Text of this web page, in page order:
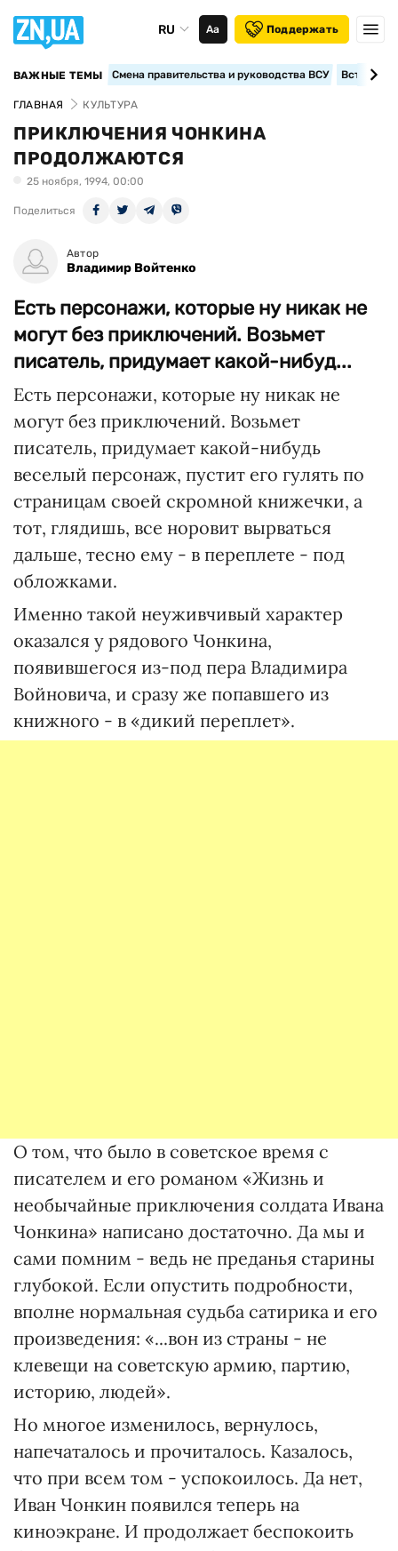
RU Аа Поддержать
ВАЖНЫЕ ТЕМЫ Смена правительства и руководства ВСУ
ГЛАВНАЯ КУЛЬТУРА
ПРИКЛЮЧЕНИЯ ЧОНКИНА
ПРОДОЛЖАЮТСЯ
25 ноября, 1994, 00:00
Поделиться
Автор
Владимир Войтенко
Есть персонажи, которые ну никак не
могут без приключений. Возьмет
писатель, придумает какой-нибуд...
Есть персонажи, которые ну никак не
могут без приключений. Возьмет
писатель, придумает какой-нибудь
веселый персонаж, пустит его гулять по
страницам своей скромной книжечки, а
тот, глядишь, все норовит вырваться
дальше, тесно ему - в переплете - под
обложками.
Именно такой неуживчивый характер
оказался у рядового Чонкина,
появившегося из-под пера Владимира
Войновича, и сразу же попавшего из
книжного - в «дикий переплет».
О том, что было в советское время с
писателем и его романом «Жизнь и
необычайные приключения солдата Ивана
Чонкина» написано достаточно. Да мы и
сами помним - ведь не преданья старины
глубокой. Если опустить подробности,
вполне нормальная судьба сатирика и его
произведения: «...вон из страны - не
клевещи на советскую армию, партию,
историю, людей».
Но многое изменилось, вернулось,
напечаталось и прочиталось. Казалось,
что при всем том - успокоилось. Да нет,
Иван Чонкин появился теперь на
киноэкране. И продолжает беспокоить